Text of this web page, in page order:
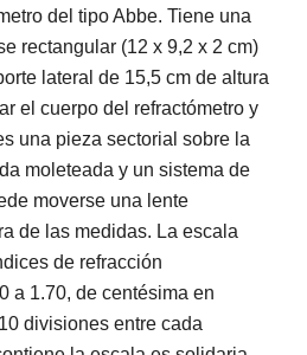
del tipo Abbe. Tiene una
rectangular (12 x 9,2 x 2 cm)
lateral de 15,5 cm de altura
el cuerpo del refractómetro y
una pieza sectorial sobre la
moleteada y un sistema de
moverse una lente
de las medidas. La escala
de refracción
a 1.70, de centésima en
divisiones entre cada